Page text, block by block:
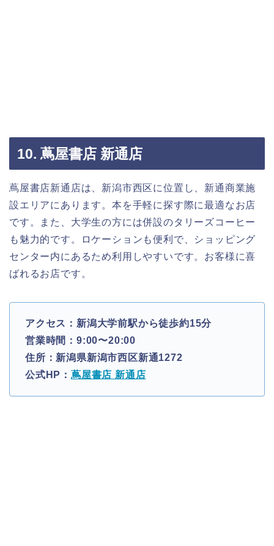
10. 蔦屋書店 新通店
蔦屋書店新通店は、新潟市西区に位置し、新通商業施
設エリアにあります。本を手軽に探す際に最適なお店
です。また、大学生の方には併設のタリーズコーヒー
も魅力的です。ロケーションも便利で、ショッピング
センター内にあるため利用しやすいです。お客様に喜
ばれるお店です。
アクセス：新潟大学前駅から徒歩約15分
営業時間：9:00〜20:00
住所：新潟県新潟市西区新通1272
公式HP： 蔦屋書店 新通店